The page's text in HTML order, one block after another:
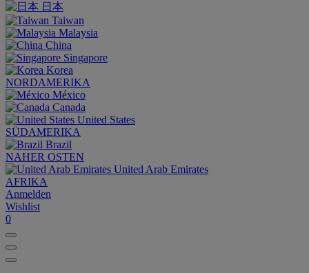
日本
Taiwan
Malaysia
China
Singapore
Korea
NORDAMERIKA
México
Canada
United States
SÜDAMERIKA
Brazil
NAHER OSTEN
United Arab Emirates
AFRIKA
Anmelden
Wishlist
0